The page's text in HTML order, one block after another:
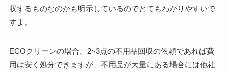
収するものなのかも明示しているのでとてもわかりやすいで
すよ。
ECOクリーンの場合、2~3点の不用品回収の依頼であれば費
用は安く処分できますが、不用品が大量にある場合には他社